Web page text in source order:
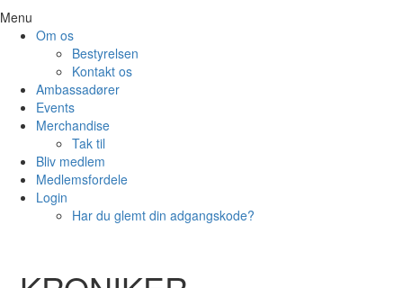
Menu
Om os
Bestyrelsen
Kontakt os
Ambassadører
Events
Merchandise
Tak til
Bliv medlem
Medlemsfordele
Login
Har du glemt din adgangskode?